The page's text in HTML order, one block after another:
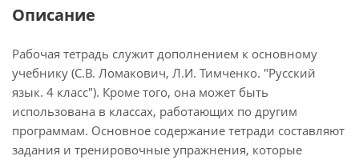
Описание
Рабочая тетрадь служит дополнением к основному
учебнику (С.В. Ломакович, Л.И. Тимченко. "Русский
язык. 4 класс"). Кроме того, она может быть
использована в классах, работающих по другим
программам. Основное содержание тетради составляют
задания и тренировочные упражнения, которые